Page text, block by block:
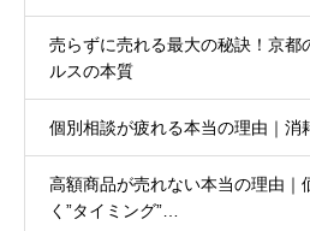
売らずに売れる最大の秘訣！京都
ルスの本質
個別相談が疲れる本当の理由｜消
高額商品が売れない本当の理由｜
く”タイミング”…